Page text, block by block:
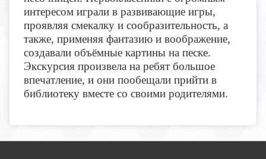
интересом играли в развивающие игры,
проявляя смекалку и сообразительность, а
также, применяя фантазию и воображение,
создавали объёмные картины на песке.
Экскурсия произвела на ребят большое
впечатление, и они пообещали прийти в
библиотеку вместе со своими родителями.